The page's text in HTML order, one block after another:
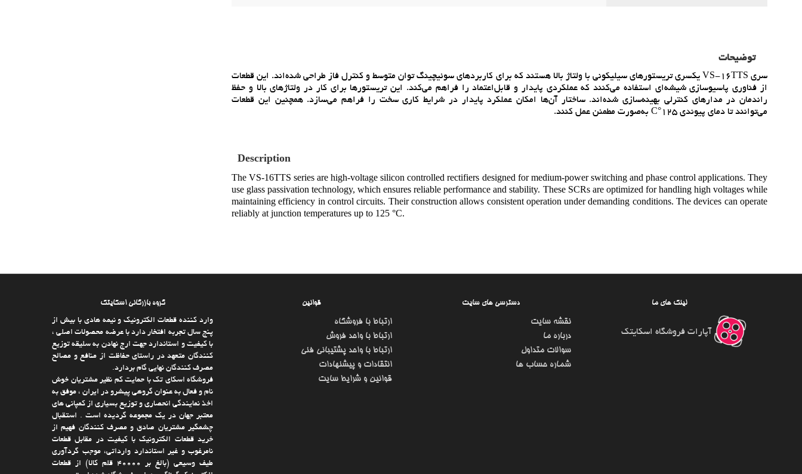
توضیحات
سري VS-16TTS يکسري تريستورهاي سيليکوني با ولتاژ بالا هستند که براي کاربردهاي سوئيچينگ توان متوسط و کنترل فاز طراحي شده‌اند. اين قطعات
از فناوري پاسيو‌سازي شيشه‌اي استفاده مي‌کنند که عملکردي پايدار و قابل‌اعتماد را فراهم مي‌کند. اين تريستورها براي کار در ولتاژهاي بالا و حفظ
راندمان در مدارهاي کنترلي بهينه‌سازي شده‌اند. ساختار آن‌ها امکان عملکرد پايدار در شرايط کاري سخت را فراهم مي‌سازد. همچنين اين قطعات
مي‌توانند تا دماي پيوندي 125°C به‌صورت مطمئن عمل کنند.
Description
The VS-16TTS series are high-voltage silicon controlled rectifiers designed for medium-power switching and phase control applications. They
use glass passivation technology, which ensures reliable performance and stability. These SCRs are optimized for handling high voltages while
maintaining efficiency in control circuits. Their construction allows consistent operation under demanding conditions. The devices can operate
reliably at junction temperatures up to 125 °C.
گروه بازرگانی اسکایتک
وارد كننده قطعات الکترونیک و نیمه هادی با بیش از
پنج سال تجربه افتخار دارد با عرضه محصولات اصلی ،
با كیفیت و استاندارد جهت ارج نهادن به سلیقه توزیع
كنندگان متعهد در راستای حفاظت از منافع و مصالح
مصرف كنندگان نهایی گام بردارد.
فروشگاه اسکای تک با حمایت كم نظیر مشتریان خوش
نام و فعال به عنوان گروهی پیشرو در ایران ، موفق به
اخذ نمایندگی انحصاری و توزیع بسیاری از كمپانی های
معتبر جهان در یك مجموعه گردیده است . استقبال
چشمگیر مشتریان صادق و مصرف كنندگان فهیم از
خرید قطعات الکترونیک با كیفیت در مقابل قطعات
نامرغوب و غیر استاندارد وارداتی، موجب گردآوری
طیف وسیعی (بالغ بر 40000 قلم كالا)‌ از قطعات
قوانین
ارتباط با فروشگاه
ارتباط با واحد فروش
ارتباط با واحد پشتیبانی فنی
انتقادات و پیشنهادات
قوانین و شرایط سایت
دسترسی های سایت
نقشه سایت
درباره ما
سوالات متداول
شماره حساب ها
لینک های ما
آپارات فروشگاه اسکایتک